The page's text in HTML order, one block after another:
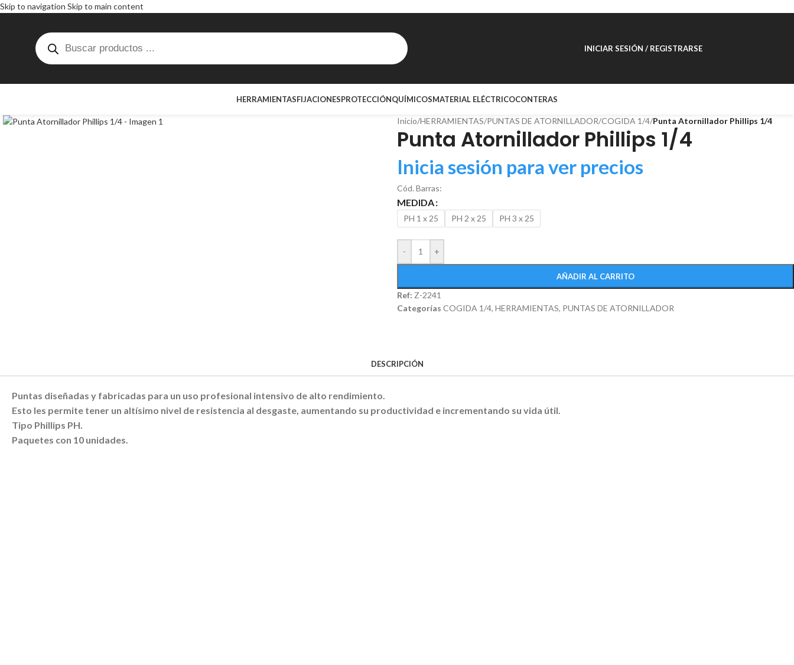
Skip to navigation Skip to main content
INICIAR SESIÓN / REGISTRARSE
HERRAMIENTASFIJACIONESPROTECCIÓNQUÍMICOSMATERIAL ELÉCTRICOCONTERAS
Inicio/HERRAMIENTAS/PUNTAS DE ATORNILLADOR/COGIDA 1/4/Punta Atornillador Phillips 1/4
Punta Atornillador Phillips 1/4
Inicia sesión para ver precios
Cód. Barras:
MEDIDA
PH 1 x 25 PH 2 x 25 PH 3 x 25
- +
AÑADIR AL CARRITO
Ref: Z-2241
Categorías COGIDA 1/4, HERRAMIENTAS, PUNTAS DE ATORNILLADOR
DESCRIPCIÓN
Puntas diseñadas y fabricadas para un uso profesional intensivo de alto rendimiento.
Esto les permite tener un altísimo nivel de resistencia al desgaste, aumentando su productividad e incrementando su vida útil.
Tipo Phillips PH.
Paquetes con 10 unidades.